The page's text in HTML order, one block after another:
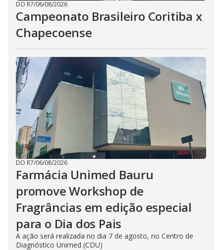
DO R7/06/08/2026
Campeonato Brasileiro Coritiba x
Chapecoense
DO R7/06/08/2026
Farmácia Unimed Bauru
promove Workshop de
Fragrâncias em edição especial
para o Dia dos Pais
A ação será realizada no dia 7 de agosto, no Centro de
Diagnóstico Unimed (CDU)